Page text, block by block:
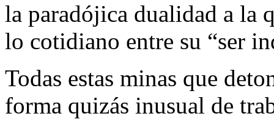
la paradójica dualidad a la
lo cotidiano entre su “ser
Todas estas minas que
forma quizás inusual de